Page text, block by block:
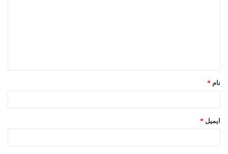
*
نام *
ایمیل *